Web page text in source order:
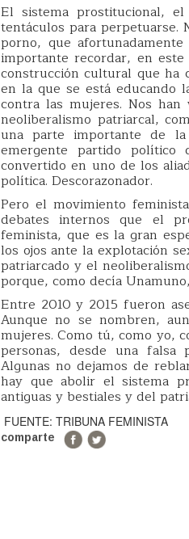
El sistema prostitucional,
tentáculos para perpetuarse.
porno, que
importante recordar, en
construcción cultural que ha
en la que se está educando
contra las mujeres. Nos
neoliberalismo patriarcal,
una parte importante de la
emergente partido
convertido en uno de los
política. Descorazonador.
Pero el movimiento
debates internos que el
feminista, que es la gran
los ojos ante la explotación
patriarcado y el
porque, como decía
Entre 2010 y 2015 fueron
Aunque no se nombren,
mujeres. Como tú, como yo,
personas, desde una falsa
Algunas no dejamos de
hay que abolir el sistema
antiguas y bestiales y del
FUENTE: TRIBUNA FEMINISTA
comparte